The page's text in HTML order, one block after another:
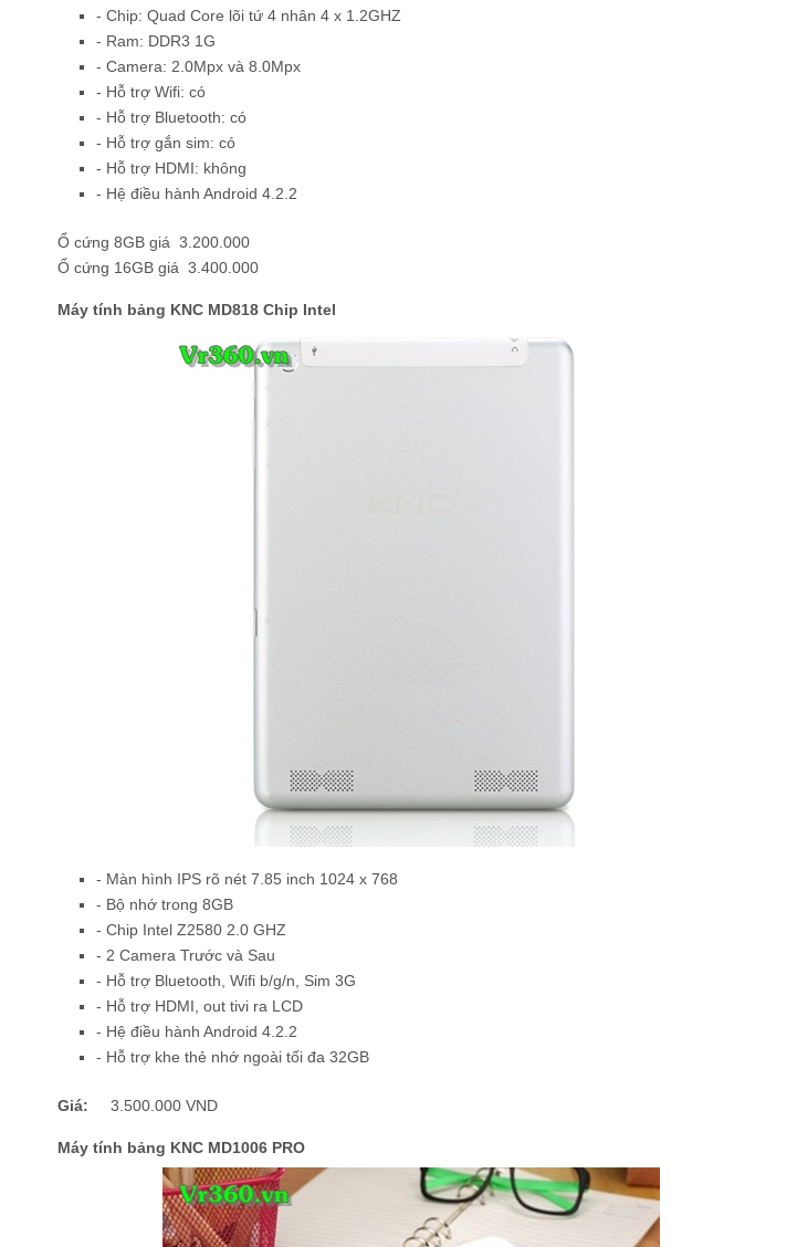
- Chip: Quad Core lõi tứ 4 nhân 4 x 1.2GHZ
- Ram: DDR3 1G
- Camera: 2.0Mpx và 8.0Mpx
- Hỗ trợ Wifi: có
- Hỗ trợ Bluetooth: có
- Hỗ trợ gắn sim: có
- Hỗ trợ HDMI: không
- Hệ điều hành Android 4.2.2
Ổ cứng 8GB giá 3.200.000
Ổ cứng 16GB giá 3.400.000
Máy tính bảng KNC MD818 Chip Intel
- Màn hình IPS rõ nét 7.85 inch 1024 x 768
- Bộ nhớ trong 8GB
- Chip Intel Z2580 2.0 GHZ
- 2 Camera Trước và Sau
- Hỗ trợ Bluetooth, Wifi b/g/n, Sim 3G
- Hỗ trợ HDMI, out tivi ra LCD
- Hệ điều hành Android 4.2.2
- Hỗ trợ khe thẻ nhớ ngoài tối đa 32GB
Giá: 3.500.000 VND
Máy tính bảng KNC MD1006 PRO